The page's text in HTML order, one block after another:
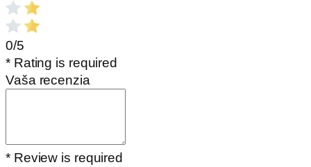
0/5
* Rating is required
Vaša recenzia
* Review is required